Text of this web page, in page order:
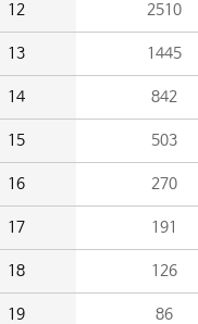
12 2510
13 1445
14 842
15 503
16 270
17 191
18 126
19 86